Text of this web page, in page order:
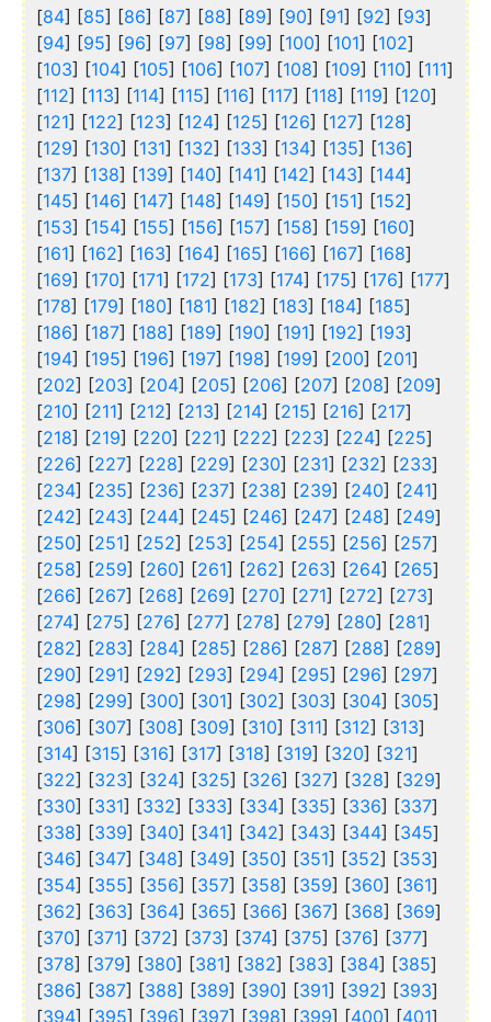
[84] [85] [86] [87] [88] [89] [90] [91] [92] [93]
[94] [95] [96] [97] [98] [99] [100] [101] [102]
[103] [104] [105] [106] [107] [108] [109] [110] [111]
[112] [113] [114] [115] [116] [117] [118] [119] [120]
[121] [122] [123] [124] [125] [126] [127] [128]
[129] [130] [131] [132] [133] [134] [135] [136]
[137] [138] [139] [140] [141] [142] [143] [144]
[145] [146] [147] [148] [149] [150] [151] [152]
[153] [154] [155] [156] [157] [158] [159] [160]
[161] [162] [163] [164] [165] [166] [167] [168]
[169] [170] [171] [172] [173] [174] [175] [176] [177]
[178] [179] [180] [181] [182] [183] [184] [185]
[186] [187] [188] [189] [190] [191] [192] [193]
[194] [195] [196] [197] [198] [199] [200] [201]
[202] [203] [204] [205] [206] [207] [208] [209]
[210] [211] [212] [213] [214] [215] [216] [217]
[218] [219] [220] [221] [222] [223] [224] [225]
[226] [227] [228] [229] [230] [231] [232] [233]
[234] [235] [236] [237] [238] [239] [240] [241]
[242] [243] [244] [245] [246] [247] [248] [249]
[250] [251] [252] [253] [254] [255] [256] [257]
[258] [259] [260] [261] [262] [263] [264] [265]
[266] [267] [268] [269] [270] [271] [272] [273]
[274] [275] [276] [277] [278] [279] [280] [281]
[282] [283] [284] [285] [286] [287] [288] [289]
[290] [291] [292] [293] [294] [295] [296] [297]
[298] [299] [300] [301] [302] [303] [304] [305]
[306] [307] [308] [309] [310] [311] [312] [313]
[314] [315] [316] [317] [318] [319] [320] [321]
[322] [323] [324] [325] [326] [327] [328] [329]
[330] [331] [332] [333] [334] [335] [336] [337]
[338] [339] [340] [341] [342] [343] [344] [345]
[346] [347] [348] [349] [350] [351] [352] [353]
[354] [355] [356] [357] [358] [359] [360] [361]
[362] [363] [364] [365] [366] [367] [368] [369]
[370] [371] [372] [373] [374] [375] [376] [377]
[378] [379] [380] [381] [382] [383] [384] [385]
[386] [387] [388] [389] [390] [391] [392] [393]
[394] [395] [396] [397] [398] [399] [400] [401]